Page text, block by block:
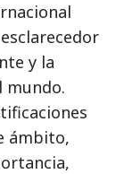
y la
mundo.
ámbito,